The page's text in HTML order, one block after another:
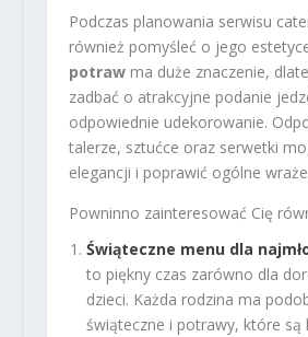
Podczas planowania serwisu
również pomyśleć o jego
potrawma duże znaczenie,
zadbać o atrakcyjne podanie
odpowiednie udekorowanie.
talerze, sztućce oraz serwetki
elegancji i poprawić ogólne
Powninno zainteresować Cię
Świąteczne menu dla
to piękny czas zarówno dla
dzieci. Każda rodzina ma
świąteczne i potrawy, które są